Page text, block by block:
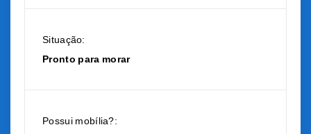
Situação:
Pronto para morar
Possui mobília?: